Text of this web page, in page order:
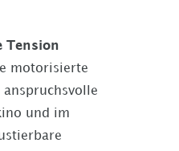
Tension
motorisierte
anspruchsvolle
und im